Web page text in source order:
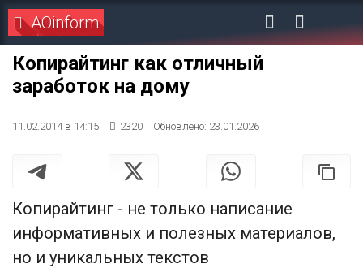
AOinform
Копирайтинг как отличный
заработок на дому
11.02.2014 в 14:15 2320 Обновлено: 23.01.2026
Копирайтинг - не только написание
информативных и полезных материалов,
но и уникальных текстов